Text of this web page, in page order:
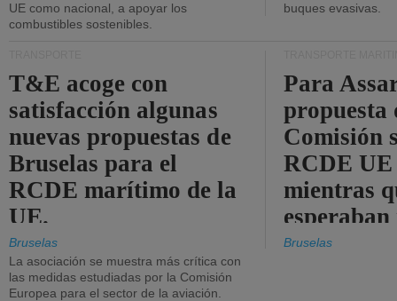
UE como nacional, a apoyar los
combustibles sostenibles.
buques evasivas.
T&E acoge con
satisfacción algunas
nuevas propuestas de
Bruselas para el
RCDE marítimo de la
UE.
Bruselas
La asociación se muestra más crítica con
las medidas estudiadas por la Comisión
Europea para el sector de la aviación.
Para
propuesta
Comisión
RCDE
mientras
más
Bruselas